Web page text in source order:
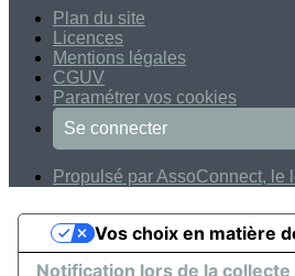
Plan du site
Licences
Mentions légales
CGUV
Paramétrer vos cookies
Se connecter
Propulsé par AssoConnect,
Notification lors de la collecte
Vos choix en matière